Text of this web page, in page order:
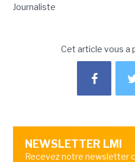
Journaliste
Cet article vous a
NEWSLETTER LMI
Recevez notre newsletter